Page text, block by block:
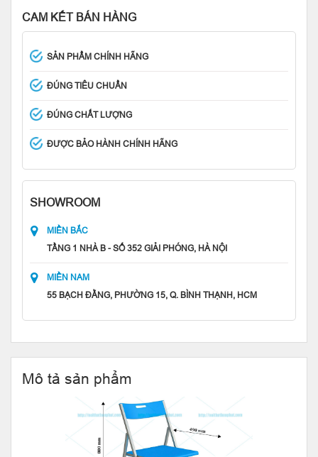
CAM KẾT BÁN HÀNG
SẢN PHẨM CHÍNH HÃNG
ĐÚNG TIÊU CHUẨN
ĐÚNG CHẤT LƯỢNG
ĐƯỢC BẢO HÀNH CHÍNH HÃNG
SHOWROOM
MIỀN BẮC
TẦNG 1 NHÀ B - SỐ 352 GIẢI PHÓNG, HÀ NỘI
MIỀN NAM
55 BẠCH ĐẰNG, PHƯỜNG 15, Q. BÌNH THẠNH, HCM
Mô tả sản phẩm